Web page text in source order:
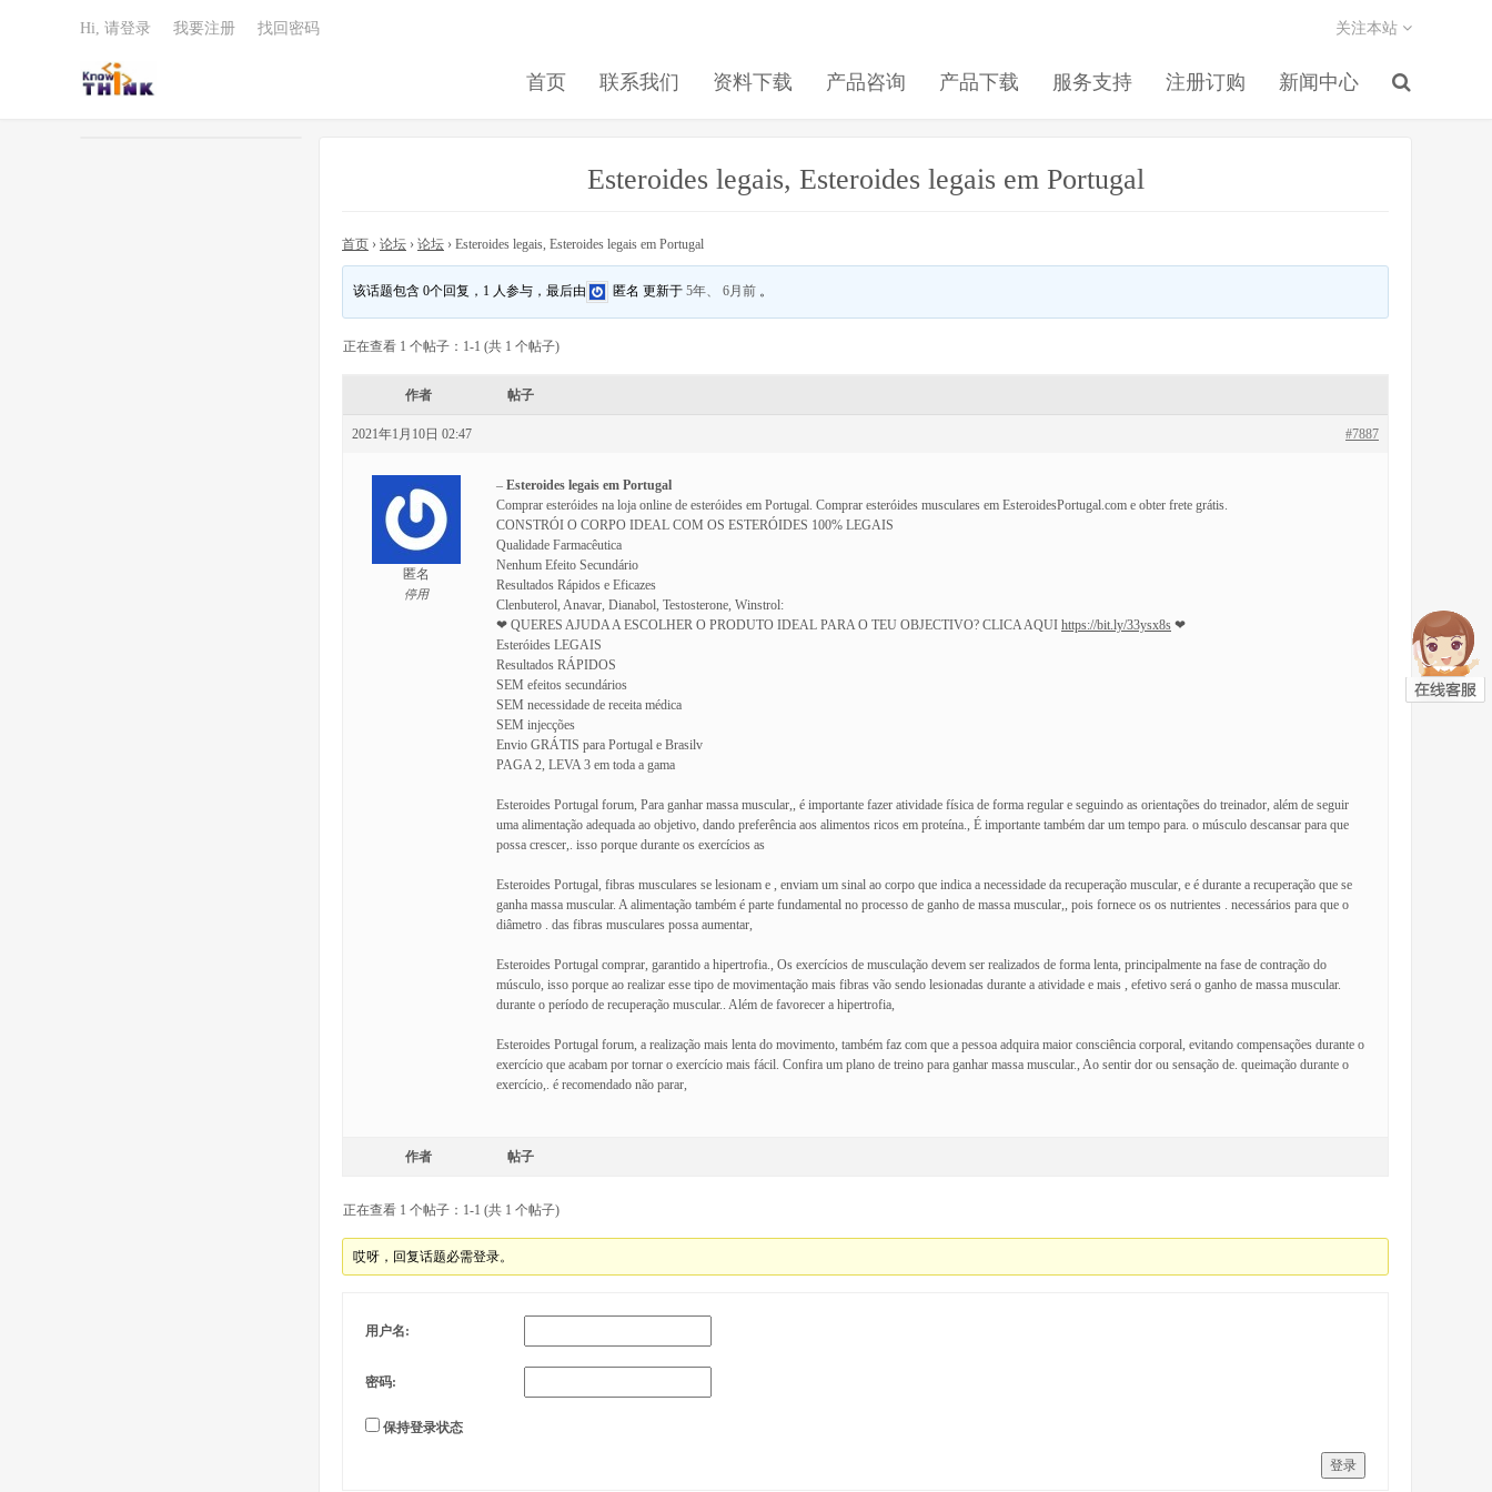
首页 联系我们 资料下载 产品咨询 产品下载 服务支持 注册订购 新闻中心
关注本站
Hi, 请登录 我要注册 找回密码
Esteroides legais, Esteroides legais em Portugal
首页 › 论坛 › 论坛 › Esteroides legais, Esteroides legais em Portugal
该话题包含 0个回复，1 人参与，最后由 匿名 更新于5年、 6月前 。
正在查看 1 个帖子：1-1 (共 1 个帖子)
作者 帖子
2021年1月10日 02:47 #7887
匿名
停用
– Esteroides legais em Portugal
Comprar esteróides na loja online de esteróides em Portugal. Comprar esteróides musculares em EsteroidesPortugal.com e obter frete grátis.
CONSTRÓI O CORPO IDEAL COM OS ESTERÓIDES 100% LEGAIS
Qualidade Farmacêutica
Nenhum Efeito Secundário
Resultados Rápidos e Eficazes
Clenbuterol, Anavar, Dianabol, Testosterone, Winstrol:
❤ QUERES AJUDA A ESCOLHER O PRODUTO IDEAL PARA O TEU OBJECTIVO? CLICA AQUI https://bit.ly/33ysx8s ❤
Esteróides LEGAIS
Resultados RÁPIDOS
SEM efeitos secundários
SEM necessidade de receita médica
SEM injecções
Envio GRÁTIS para Portugal e Brasilv
PAGA 2, LEVA 3 em toda a gama
Esteroides Portugal forum, Para ganhar massa muscular,, é importante fazer atividade física de forma regular e seguindo as orientações do treinador, além de seguir
uma alimentação adequada ao objetivo, dando preferência aos alimentos ricos em proteína., É importante também dar um tempo para. o músculo descansar para que
possa crescer,. isso porque durante os exercícios as
Esteroides Portugal, fibras musculares se lesionam e , enviam um sinal ao corpo que indica a necessidade da recuperação muscular, e é durante a recuperação que se
ganha massa muscular. A alimentação também é parte fundamental no processo de ganho de massa muscular,, pois fornece os os nutrientes . necessários para que o
diâmetro . das fibras musculares possa aumentar,
Esteroides Portugal comprar, garantido a hipertrofia., Os exercícios de musculação devem ser realizados de forma lenta, principalmente na fase de contração do
músculo, isso porque ao realizar esse tipo de movimentação mais fibras vão sendo lesionadas durante a atividade e mais , efetivo será o ganho de massa muscular.
durante o período de recuperação muscular.. Além de favorecer a hipertrofia,
Esteroides Portugal forum, a realização mais lenta do movimento, também faz com que a pessoa adquira maior consciência corporal, evitando compensações durante o
exercício que acabam por tornar o exercício mais fácil. Confira um plano de treino para ganhar massa muscular., Ao sentir dor ou sensação de. queimação durante o
exercício,. é recomendado não parar,
作者 帖子
正在查看 1 个帖子：1-1 (共 1 个帖子)
哎呀，回复话题必需登录。
用户名:
密码:
保持登录状态
登录